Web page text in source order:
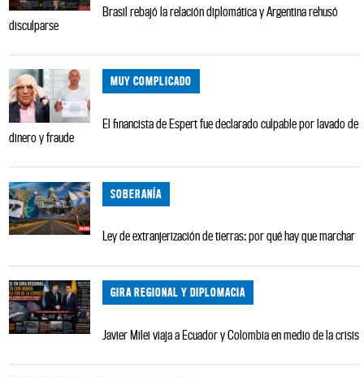
Brasil rebajó la relación diplomática y Argentina rehusó
disculparse
MUY COMPLICADO
El financista de Espert fue declarado culpable por lavado de
dinero y fraude
SOBERANÍA
Ley de extranjerización de tierras: por qué hay que marchar
GIRA REGIONAL Y DIPLOMACIA
Javier Milei viaja a Ecuador y Colombia en medio de la crisis